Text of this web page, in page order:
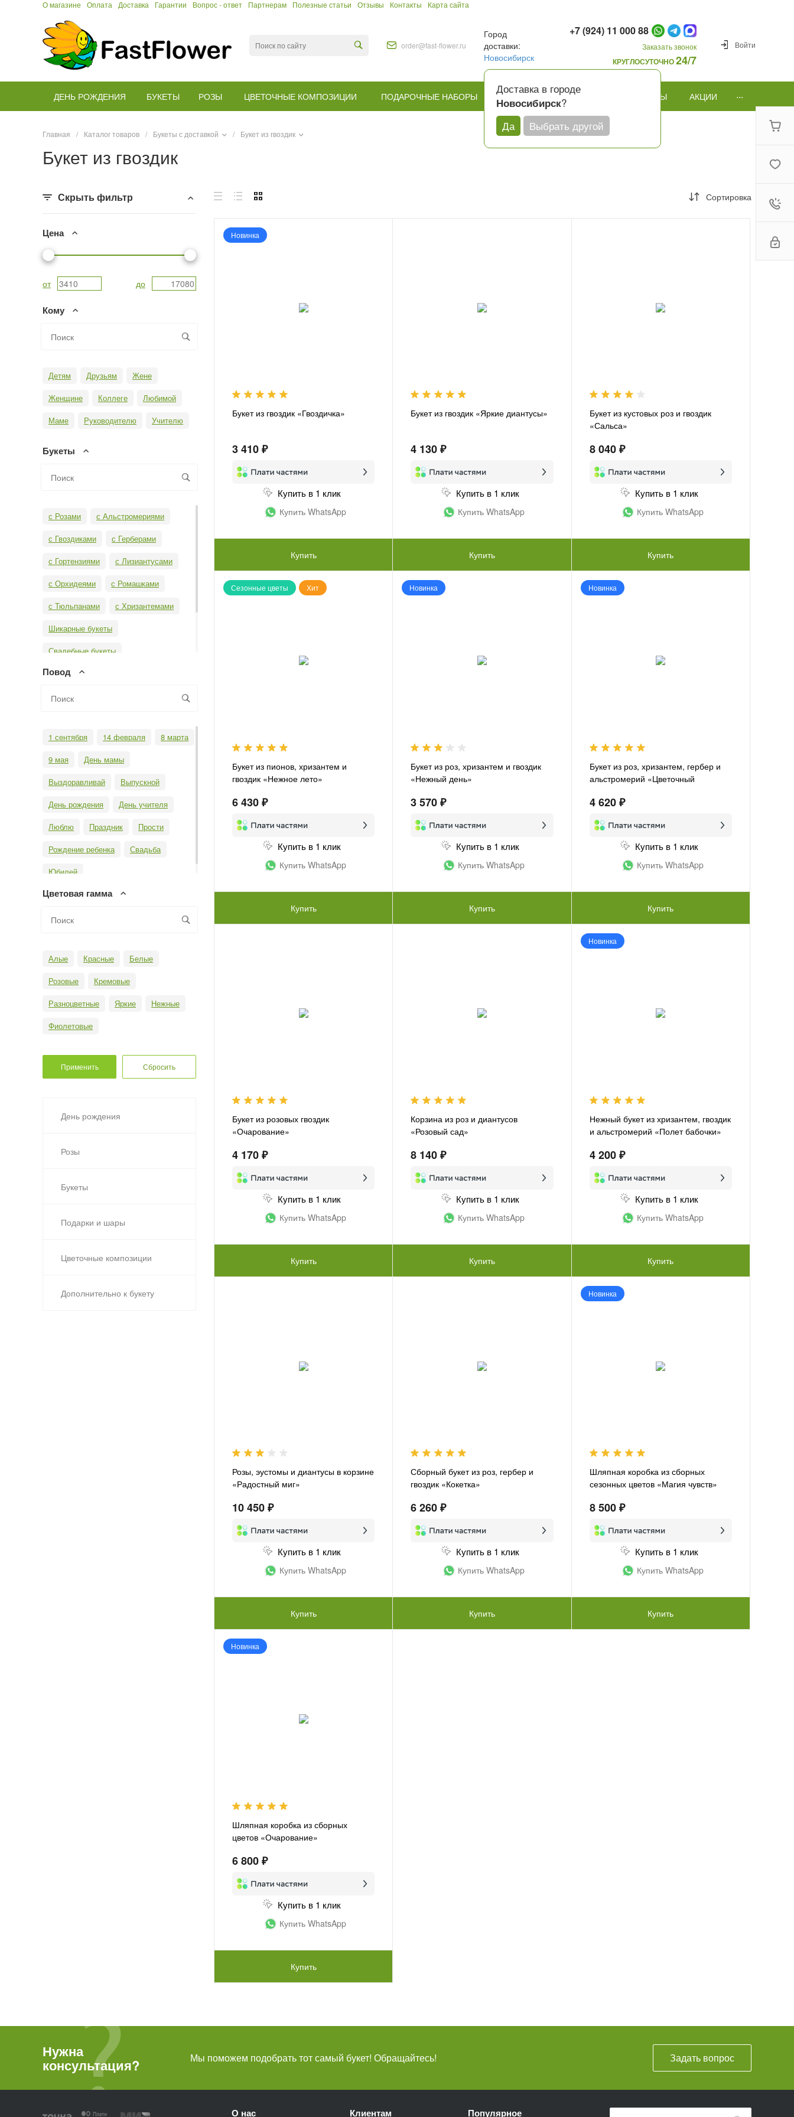
О магазине Оплата Доставка Гарантии Вопрос - ответ Партнерам Полезные статьи Отзывы Контакты Карта сайта
order@fast-flower.ru
Город
доставки:
Новосибирск
Доставка в городе
Новосибирск?
Да
Выбрать другой
+7 (924) 11 000 88
Заказать звонок
КРУГЛОСУТОЧНО24/7
Войти
ДЕНЬ РОЖДЕНИЯ БУКЕТЫ РОЗЫ ЦВЕТОЧНЫЕ КОМПОЗИЦИИ ПОДАРОЧНЫЕ НАБОРЫ КОМУ ПОВОД ПОДАРКИ И ШАРЫ АКЦИИ ...
Главная / Каталог товаров / Букеты с доставкой / Букет из гвоздик
Букет из гвоздик
Скрыть фильтр
Цена
от до
Кому
Детям Друзьям
Жене
Женщине
Коллеге
Любимой
Маме
Руководителю Учителю
Букеты
с Розами
с Альстромериями
с Гвоздиками
с Герберами
с Гортензиями
с Лизиантусами
с Орхидеями
с Ромашками
с Тюльпанами
с Хризантемами
Шикарные букеты
Свадебные букеты
Необычные букеты
Монобукеты
Повод
1 сентября 14 февраля
8 марта
9 мая
День мамы
Выздоравливай
Выпускной
День рождения
День учителя
Люблю
Праздник
Прости
Рождение ребенка
Свадьба
Юбилей
Цветовая гамма
Алые Красные
Белые
Розовые
Кремовые
Разноцветные
Яркие
Нежные
Фиолетовые
День рождения
Розы
Букеты
Подарки и шары
Цветочные композиции
Дополнительно к букету
Сортировка
Новинка
Букет из гвоздик «Гвоздичка»
3 410 ₽
Купить в 1 клик
Купить WhatsApp
Купить
Букет из гвоздик «Яркие диантусы»
4 130 ₽
Купить в 1 клик
Купить WhatsApp
Купить
Букет из кустовых роз и гвоздик
«Сальса»
8 040 ₽
Купить в 1 клик
Купить WhatsApp
Купить
Сезонные цветы Хит
Букет из пионов, хризантем и
гвоздик «Нежное лето»
6 430 ₽
Купить в 1 клик
Купить WhatsApp
Купить
Новинка
Букет из роз, хризантем и гвоздик
«Нежный день»
3 570 ₽
Купить в 1 клик
Купить WhatsApp
Купить
Новинка
Букет из роз, хризантем, гербер и
альстромерий «Цветочный
4 620 ₽
Купить в 1 клик
Купить WhatsApp
Купить
Букет из розовых гвоздик
«Очарование»
4 170 ₽
Купить в 1 клик
Купить WhatsApp
Купить
Корзина из роз и диантусов
«Розовый сад»
8 140 ₽
Купить в 1 клик
Купить WhatsApp
Купить
Новинка
Нежный букет из хризантем, гвоздик
и альстромерий «Полет бабочки»
4 200 ₽
Купить в 1 клик
Купить WhatsApp
Купить
Розы, эустомы и диантусы в корзине
«Радостный миг»
10 450 ₽
Купить в 1 клик
Купить WhatsApp
Купить
Сборный букет из роз, гербер и
гвоздик «Кокетка»
6 260 ₽
Купить в 1 клик
Купить WhatsApp
Купить
Новинка
Шляпная коробка из сборных
сезонных цветов «Магия чувств»
8 500 ₽
Купить в 1 клик
Купить WhatsApp
Купить
Новинка
Шляпная коробка из сборных
цветов «Очарование»
6 800 ₽
Купить в 1 клик
Купить WhatsApp
Купить
Нужна
консультация? Мы поможем подобрать тот самый букет! Обращайтесь! Задать вопрос
О нас Клиентам Популярное